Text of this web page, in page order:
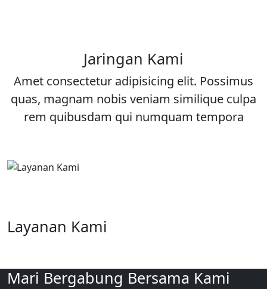
Jaringan Kami
Amet consectetur adipisicing elit. Possimus
quas, magnam nobis veniam similique culpa
rem quibusdam qui numquam tempora
Layanan Kami
Mari Bergabung Bersama Kami